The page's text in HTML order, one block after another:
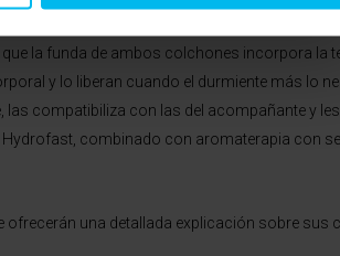
la funda de ambos colchones incorpora la
y lo liberan cuando el durmiente más lo
las compatibiliza con las del acompañante y
combinado con aromaterapia con
una detallada explicación sobre sus